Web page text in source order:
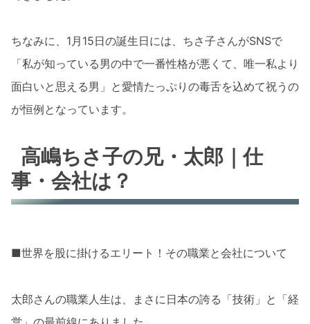
ちなみに、1月15日の誕生日には、ちさ子さんがSNSで
「私が知っている男の中で一番性格が悪くて、唯一私より
面白いと思える男」と愛情たっぷりの毒舌を込めて祝うの
が恒例となっています。
高嶋ちさ子の兄・太郎｜仕
事・会社は？
■世界を股に掛けるエリート！その職業と会社について
太郎さんの職業人生は、まさに日本の誇る「技術」と「経